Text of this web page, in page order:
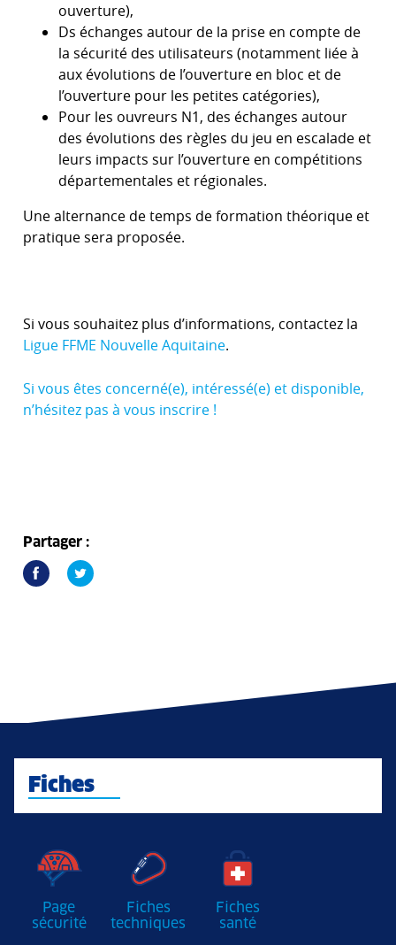
ouverture),
Ds échanges autour de la prise en compte de
la sécurité des utilisateurs (notamment liée à
aux évolutions de l’ouverture en bloc et de
l’ouverture pour les petites catégories),
Pour les ouvreurs N1, des échanges autour
des évolutions des règles du jeu en escalade et
leurs impacts sur l’ouverture en compétitions
départementales et régionales.
Une alternance de temps de formation théorique et
pratique sera proposée.
Si vous souhaitez plus d’informations, contactez la
Ligue FFME Nouvelle Aquitaine.
Si vous êtes concerné(e), intéressé(e) et disponible,
n’hésitez pas à vous inscrire !
Partager :
Fiches
Page
sécurité
Fiches
techniques
Fiches
santé